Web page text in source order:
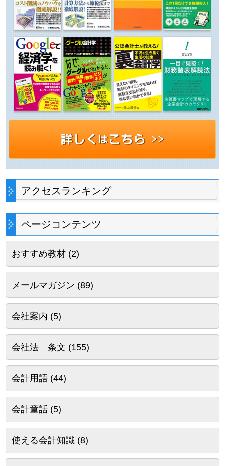
アクセスランキング
ページコンテンツ
おすすめ教材(2)
メールマガジン (89)
会社案内 (5)
会社法 条文 (155)
会計用語(44)
会計童話(5)
使える会計知識(8)